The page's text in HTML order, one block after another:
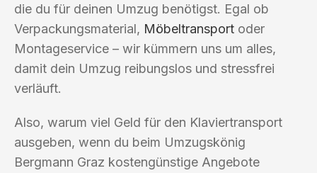
die du für deinen Umzug benötigst. Egal ob
Verpackungsmaterial, Möbeltransport oder
Montageservice – wir kümmern uns um alles,
damit dein Umzug reibungslos und stressfrei
verläuft.
Also, warum viel Geld für den Klaviertransport
ausgeben, wenn du beim Umzugskönig
Bergmann Graz kostengünstige Angebote